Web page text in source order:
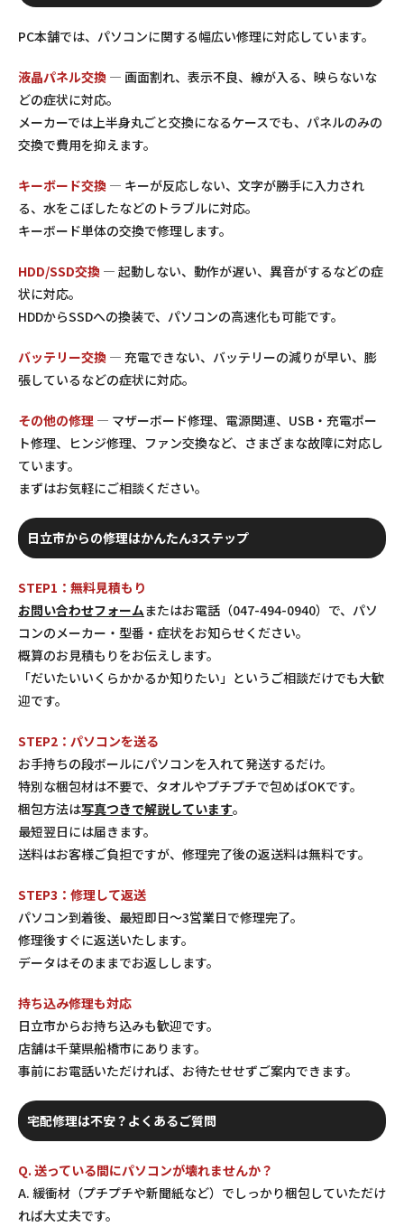
PC本舗では、パソコンに関する幅広い修理に対応しています。
液晶パネル交換 — 画面割れ、表示不良、線が入る、映らないな
どの症状に対応。
メーカーでは上半身丸ごと交換になるケースでも、パネルのみの
交換で費用を抑えます。
キーボード交換 — キーが反応しない、文字が勝手に入力され
る、水をこぼしたなどのトラブルに対応。
キーボード単体の交換で修理します。
HDD/SSD交換 — 起動しない、動作が遅い、異音がするなどの症
状に対応。
HDDからSSDへの換装で、パソコンの高速化も可能です。
バッテリー交換 — 充電できない、バッテリーの減りが早い、膨
張しているなどの症状に対応。
その他の修理 — マザーボード修理、電源関連、USB・充電ポー
ト修理、ヒンジ修理、ファン交換など、さまざまな故障に対応し
ています。
まずはお気軽にご相談ください。
日立市からの修理はかんたん3ステップ
STEP1：無料見積もり
お問い合わせフォームまたはお電話（047-494-0940）で、パソ
コンのメーカー・型番・症状をお知らせください。
概算のお見積もりをお伝えします。
「だいたいいくらかかるか知りたい」というご相談だけでも大歓
迎です。
STEP2：パソコンを送る
お手持ちの段ボールにパソコンを入れて発送するだけ。
特別な梱包材は不要で、タオルやプチプチで包めばOKです。
梱包方法は写真つきで解説しています。
最短翌日には届きます。
送料はお客様ご負担ですが、修理完了後の返送料は無料です。
STEP3：修理して返送
パソコン到着後、最短即日〜3営業日で修理完了。
修理後すぐに返送いたします。
データはそのままでお返しします。
持ち込み修理も対応
日立市からお持ち込みも歓迎です。
店舗は千葉県船橋市にあります。
事前にお電話いただければ、お待たせせずご案内できます。
宅配修理は不安？よくあるご質問
Q. 送っている間にパソコンが壊れませんか？
A. 緩衝材（プチプチや新聞紙など）でしっかり梱包していただけ
れば大丈夫です。